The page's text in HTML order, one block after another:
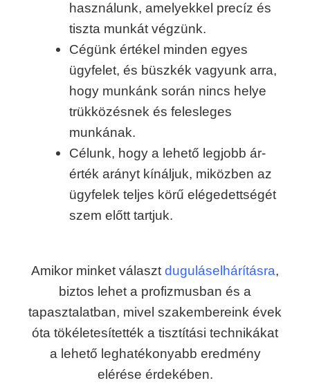
használunk, amelyekkel precíz és
tiszta munkát végzünk.
Cégünk értékel minden egyes
ügyfelet, és büszkék vagyunk arra,
hogy munkánk során nincs helye
trükközésnek és felesleges
munkának.
Célunk, hogy a lehető legjobb ár-
érték arányt kínáljuk, miközben az
ügyfelek teljes körű elégedettségét
szem előtt tartjuk.
Amikor minket választ duguláselhárításra,
biztos lehet a profizmusban és a
tapasztalatban, mivel szakembereink évek
óta tökéletesítették a tisztítási technikákat
a lehető leghatékonyabb eredmény
elérése érdekében.